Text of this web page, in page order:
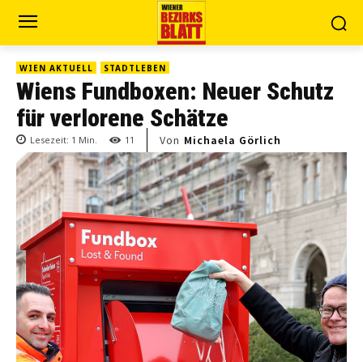
WIEN AKTUELL STADTLEBEN
Wiens Fundboxen: Neuer Schutz
für verlorene Schätze
Lesezeit: 1 Min. 11 Von Michaela Görlich